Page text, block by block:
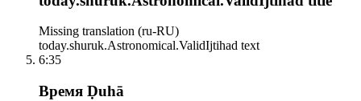
Missing translation (ru-RU)
today.shuruk.Astronomical.ValidIjtihad text
6:35
Время Ḍuhā